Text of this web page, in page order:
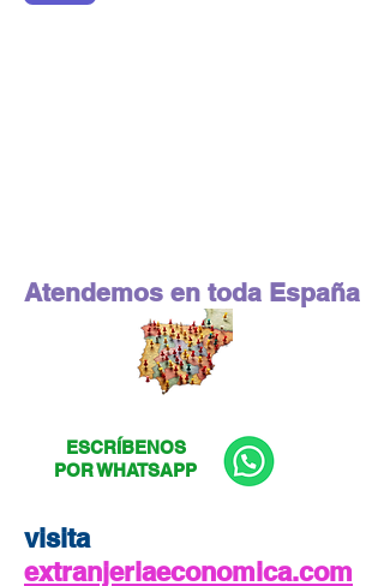
Atendemos en toda España
ESCRÍBENOS
POR WHATSAPP
visita
extranjeriaeconomica.com